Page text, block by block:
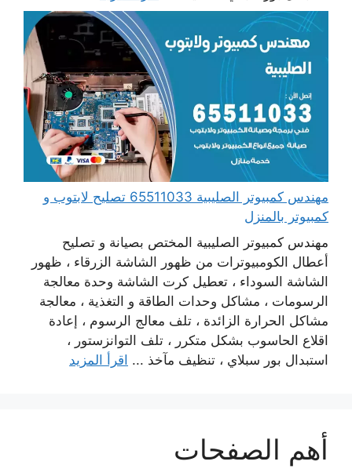
مهندس كمبيوتر الصليبية 65511033 تصليح لابتوب و
كمبيوتر بالمنزل
مهندس كمبيوتر الصليبية المختص بصيانة و تصليح
أعطال الكومبيوترات من ظهور الشاشة الزرقاء ، ظهور
الشاشة السوداء ، تعطيل كرت الشاشة وحدة معالجة
الرسومات ، مشاكل وحدات الطاقة و التغذية ، معالجة
مشاكل الحرارة الزائدة ، تلف معالج الرسوم ، إعادة
اقلاع الحاسوب بشكل متكرر ، تلف التوانزستور ،
استبدال بور سبلاي ، تنظيف مآخذ ... اقرأ المزيد
أهم الصفحات